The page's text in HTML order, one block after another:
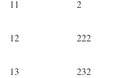
11
2
12
222
13
232